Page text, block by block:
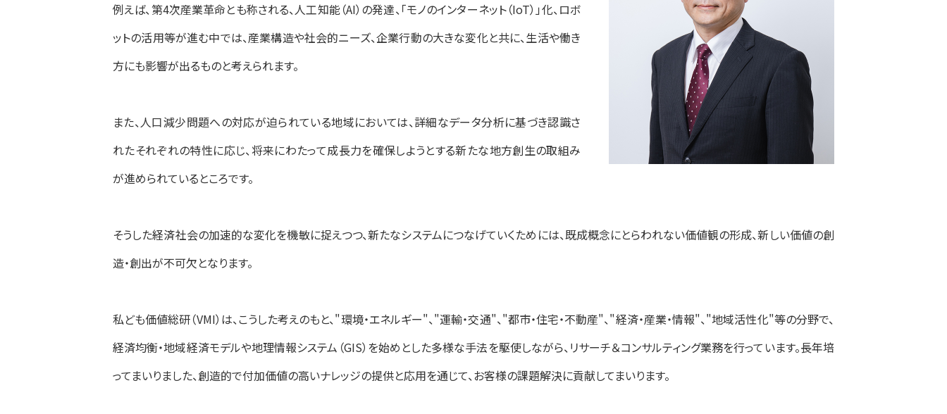
例えば、第4次産業革命とも称される、人工知能（AI）の発達、「モノのインターネット（IoT）」化、ロボ
ットの活用等が進む中では、産業構造や社会的ニーズ、企業行動の大きな変化と共に、生活や働き
方にも影響が出るものと考えられます。
また、人口減少問題への対応が迫られている地域においては、詳細なデータ分析に基づき認識さ
れたそれぞれの特性に応じ、将来にわたって成長力を確保しようとする新たな地方創生の取組み
が進められているところです。
そうした経済社会の加速的な変化を機敏に捉えつつ、新たなシステムにつなげていくためには、既成概念にとらわれない価値観の形成、新しい価値の創
造・創出が不可欠となります。
私ども価値総研（VMI）は、こうした考えのもと、"環境・エネルギー"、"運輸・交通"、"都市・住宅・不動産"、"経済・産業・情報"、"地域活性化"等の分野で、
経済均衡・地域経済モデルや地理情報システム（GIS）を始めとした多様な手法を駆使しながら、リサーチ＆コンサルティング業務を行っています。長年培
ってまいりました、創造的で付加価値の高いナレッジの提供と応用を通じて、お客様の課題解決に貢献してまいります。